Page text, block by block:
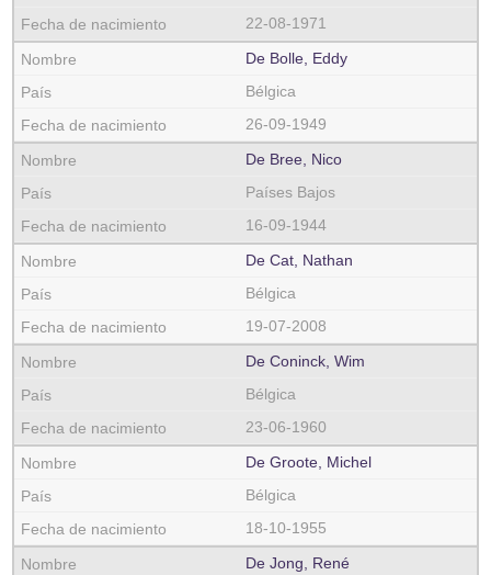
22-08-1971
De Bolle, Eddy
Bélgica
26-09-1949
De Bree, Nico
Países Bajos
16-09-1944
De Cat, Nathan
Bélgica
19-07-2008
De Coninck, Wim
Bélgica
23-06-1960
De Groote, Michel
Bélgica
18-10-1955
De Jong, René